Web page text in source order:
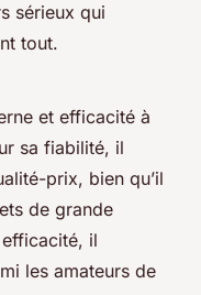
sérieux qui
tout.
et efficacité à
sa fiabilité, il
prix, bien qu’il
de grande
il
les amateurs de